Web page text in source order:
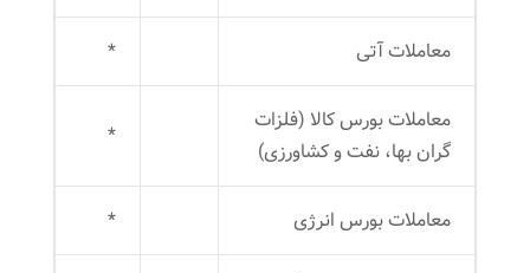
معاملات آتی *
معاملات بورس کالا (فلزات
گران بها، نفت و کشاورزی)
*
معاملات بورس انرژی *